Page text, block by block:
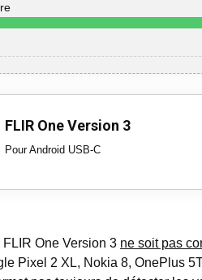
FLIR One Version 3
Pour Android USB-C
FLIR One Version 3 ne soit pas
Pixel 2 XL, Nokia 8, OnePlus